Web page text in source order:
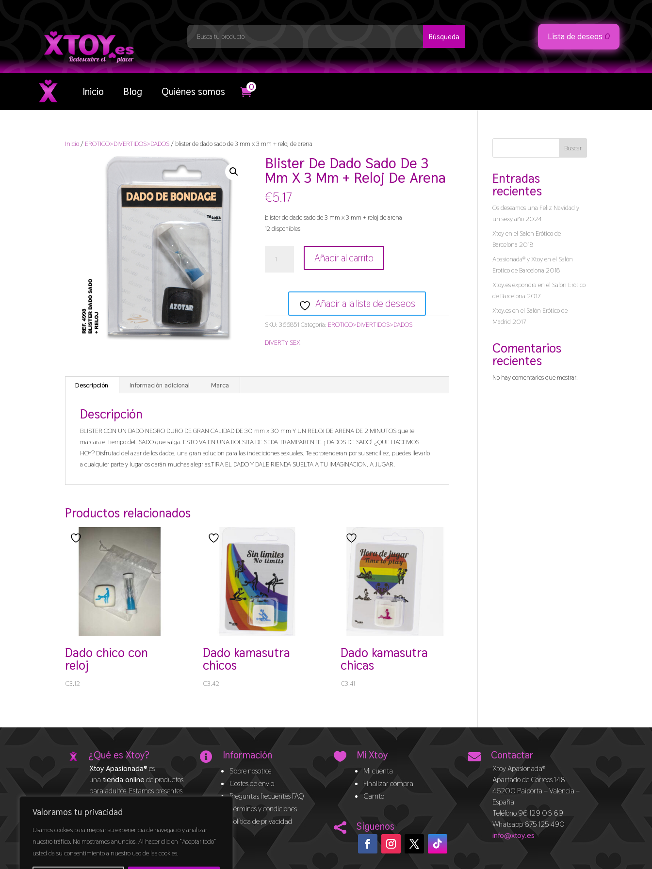
Valoramos tu privacidad
Usamos cookies para mejorar su experiencia de navegació y analizar
nuestro tráfico. No mostramos anuncios. Al hacer clic en “Aceptar todo”
usted da su consentimiento a nuestro uso de las cookies.
Lista de deseos 0
Inicio Blog Quiénes somos 0
Inicio / EROTICO>DIVERTIDOS>DADOS / blister de dado sado de 3 mm x 3 mm + reloj de arena
Blister De Dado Sado De 3
Mm X 3 Mm + Reloj De Arena
€5.17
blister de dado sado de 3 mm x 3 mm + reloj de arena
12 disponibles
mm
x
3
arena
Añadir al carrito
Añadir a la lista de deseos
SKU:366851 Categoría: EROTICO>DIVERTIDOS>DADOS
DIVERTY SEX
Descripción Información adicional Marca
Descripción
BLISTER CON UN DADO NEGRO DURO DE GRAN CALIDAD DE 30 mm x 30 mm Y UN RELOJ DE ARENA DE 2 MINUTOS que te
marcara el tiempo deL SADO que salga. ESTO VA EN UNA BOLSITA DE SEDA TRAMPARENTE. ¡ DADOS DE SADO! ¿QUE HACEMOS
HOY? Disfrutad del azar de los dados, una gran solucion para las indeciciones sexuales. Te sorprenderan por su sencillez, puedes llevarlo
a cualquier parte y lugar os darán muchas alegrias.TIRA EL DADO Y DALE RIENDA SUELTA A TU IMAGINACION. A JUGAR.
Productos relacionados
dado chico con
reloj
€3.12
dado kamasutra
chicos
€3.42
dado kamasutra
chicas
€3.41
Buscar
Entradas
recientes
Os deseamos una Feliz Navidad y
un sexy año 2024
Xtoy en el Salón Erótico de
Barcelona 2018
Apasionada® y Xtoy en el Salón
Erotico de Barcelona 2018
Xtoy.es expondrá en el Salón Erótico
de Barcelona 2017
Xtoy.es en el Salón Erótico de
Madrid 2017
Comentarios
recientes
No hay comentarios que mostrar.
¿Qué es Xtoy?
Xtoy Apasionada®es
una tienda onlinede productos
para adultos. Estamos presentes
eróticos de España.
nuestro blog.
 Información
Sobre nosotros
Costes de envío
Preguntas frecuentes FAQ
Términos y condiciones
Política de privacidad
 Mi Xtoy
Mi cuenta
Finalizar compra
Carrito
 Síguenos
 Contactar
Xtoy Apasionada®
Apartado de Correos 148
46200 Paiporta – Valencia –
España
Teléfono 96 129 06 69
Whatsapp 675 125 490
info@xtoy.es